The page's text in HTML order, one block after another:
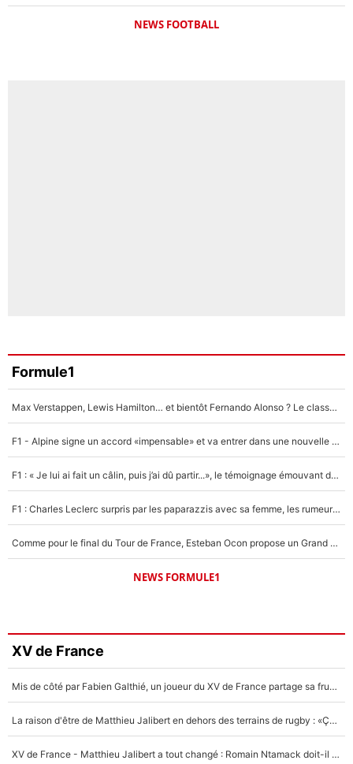
NEWS FOOTBALL
Formule1
Max Verstappen, Lewis Hamilton… et bientôt Fernando Alonso ? Le classement des pilotes les mieux payés en Formule 1 risque de changer !
F1 - Alpine signe un accord «impensable» et va entrer dans une nouvelle dimension : Grande nouvelle pour Pierre Gasly !
F1 : « Je lui ai fait un câlin, puis j’ai dû partir...», le témoignage émouvant de Max Verstappen sur sa fille
F1 : Charles Leclerc surpris par les paparazzis avec sa femme, les rumeurs étaient vraies !
Comme pour le final du Tour de France, Esteban Ocon propose un Grand Prix de Formule 1 à Paris : «Autour de l’Arc de Triomphe, ce serait génial» !
NEWS FORMULE1
XV de France
Mis de côté par Fabien Galthié, un joueur du XV de France partage sa frustration : «ils ne me l’ont pas dit tout de suite»
La raison d'être de Matthieu Jalibert en dehors des terrains de rugby : «Ça m'atteint autant que si tu touches à un membre de ma famille»
XV de France - Matthieu Jalibert a tout changé : Romain Ntamack doit-il s’inquiéter pour sa place à un an de la Coupe du monde ?